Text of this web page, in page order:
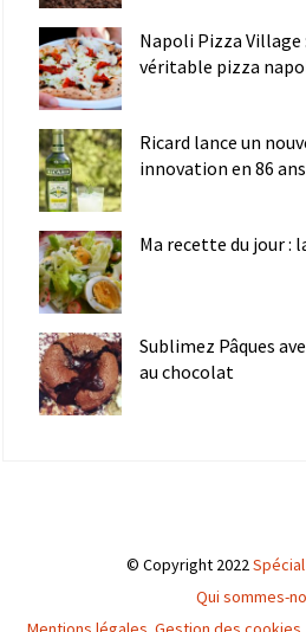
Napoli Pizza Village
véritable pizza
Ricard lance un
innovation en 86
Ma recette du jour :
Sublimez Pâques
au chocolat
© Copyright 2022
Qui sommes-